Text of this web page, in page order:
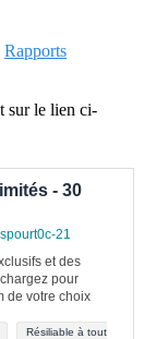
Rapports
sur le lien ci-
- 30
21
et des
pour
de votre choix
Résiliable à tout